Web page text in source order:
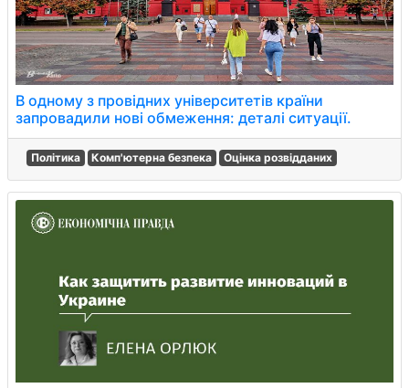
В одному з провідних університетів країни
запровадили нові обмеження: деталі ситуації.
Політика Комп'ютерна безпека Оцінка розвідданих